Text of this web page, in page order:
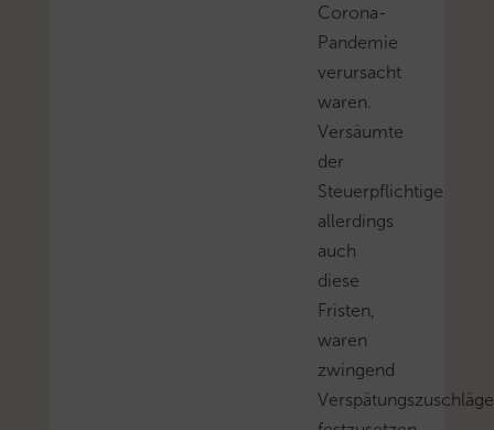
Corona-
Pandemie
verursacht
waren.
Versäumte
der
Steuerpflichtige
allerdings
auch
diese
Fristen,
waren
zwingend
Verspätungszuschläge